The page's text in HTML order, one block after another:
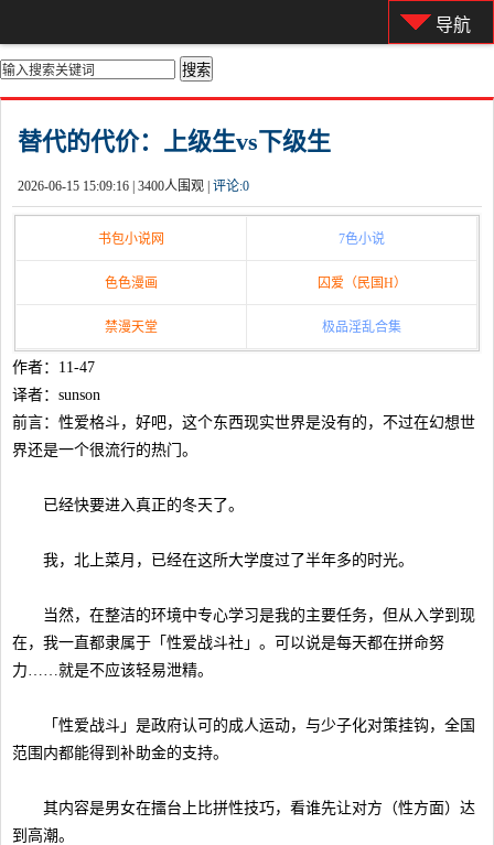
导航
你的位置： 首页>都市激情
替代的代价：上级生vs下级生
2026-06-15 15:09:16 | 3400人围观 | 评论:0
书包小说网 7色小说
色色漫画 囚爱（民国H）
禁漫天堂 极品淫乱合集
作者：11-47
译者：sunson
前言：性爱格斗，好吧，这个东西现实世界是没有的，不过在幻想世
界还是一个很流行的热门。
已经快要进入真正的冬天了。
我，北上菜月，已经在这所大学度过了半年多的时光。
当然，在整洁的环境中专心学习是我的主要任务，但从入学到现
在，我一直都隶属于「性爱战斗社」。可以说是每天都在拼命努
力……就是不应该轻易泄精。
「性爱战斗」是政府认可的成人运动，与少子化对策挂钩，全国
范围内都能得到补助金的支持。
其内容是男女在擂台上比拼性技巧，看谁先让对方（性方面）达
到高潮。